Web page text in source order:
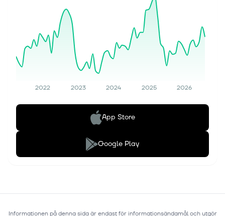
2022 2023 2024 2025 2026
App Store
Google Play
Informationen på denna sida är endast för informationsändamål och utgör